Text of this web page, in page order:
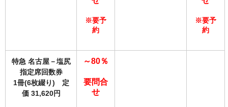
※要予
約
※要予
約
特急 名古屋－塩尻
指定席回数券
1冊(6枚綴り) 定
価 31,620円
～80％
要問合
せ